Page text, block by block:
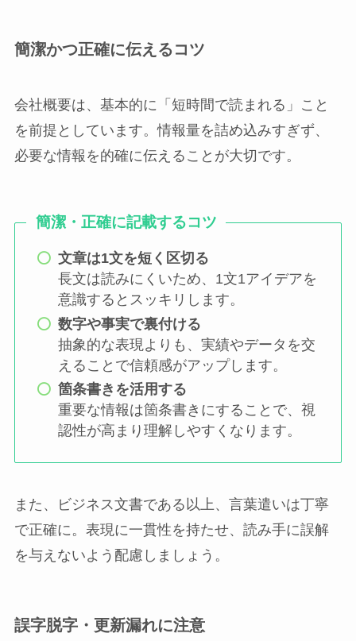
簡潔かつ正確に伝えるコツ
会社概要は、基本的に「短時間で読まれる」こと
を前提としています。情報量を詰め込みすぎず、
必要な情報を的確に伝えることが大切です。
簡潔・正確に記載するコツ
文章は1文を短く区切る
長文は読みにくいため、1文1アイデアを
意識するとスッキリします。
数字や事実で裏付ける
抽象的な表現よりも、実績やデータを交
えることで信頼感がアップします。
箇条書きを活用する
重要な情報は箇条書きにすることで、視
認性が高まり理解しやすくなります。
また、ビジネス文書である以上、言葉遣いは丁寧
で正確に。表現に一貫性を持たせ、読み手に誤解
を与えないよう配慮しましょう。
誤字脱字・更新漏れに注意